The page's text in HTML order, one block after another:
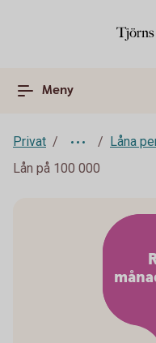
Meny
Privat
Låna
Lån på 100 000